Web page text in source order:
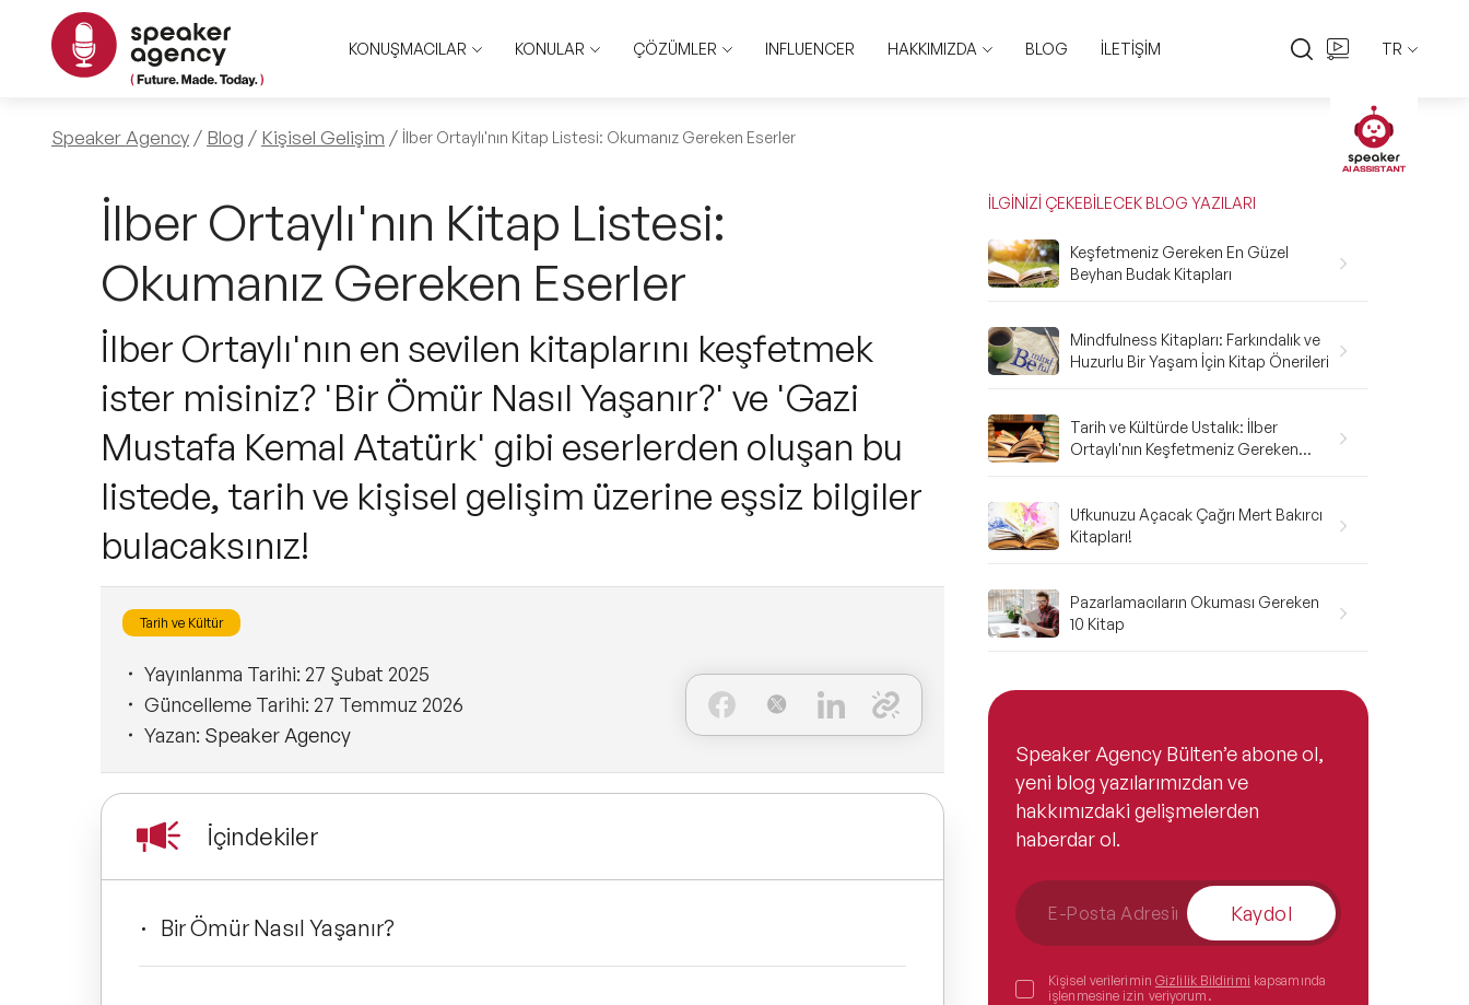
KONUŞMACILAR KONULAR ÇÖZÜMLER INFLUENCER HAKKIMIZDA BLOG İLETİŞİM TR
EN
TR
Speaker Agency Blog Kişisel Gelişim İlber Ortaylı'nın Kitap Listesi: Okumanız Gereken Eserler
İlber Ortaylı'nın Kitap Listesi:
Okumanız Gereken Eserler
İlber Ortaylı'nın en sevilen kitaplarını keşfetmek
ister misiniz? 'Bir Ömür Nasıl Yaşanır?' ve 'Gazi
Mustafa Kemal Atatürk' gibi eserlerden oluşan bu
listede, tarih ve kişisel gelişim üzerine eşsiz bilgiler
bulacaksınız!
Tarih ve Kültür
Yayınlanma Tarihi: 27 Şubat 2025
Güncelleme Tarihi: 27 Temmuz 2026
Yazan: Speaker Agency
İçindekiler
Bir Ömür Nasıl Yaşanır?
İLGİNİZİ ÇEKEBİLECEK BLOG YAZILARI
Keşfetmeniz Gereken En Güzel
Beyhan Budak Kitapları
Mindfulness Kitapları: Farkındalık ve
Huzurlu Bir Yaşam İçin Kitap Önerileri
Tarih ve Kültürde Ustalık: İlber
Ortaylı'nın Keşfetmeniz Gereken
Ufkunuzu Açacak Çağrı Mert Bakırcı
Kitapları!
Pazarlamacıların Okuması Gereken
10 Kitap
Speaker Agency Bülten’e abone ol,
yeni blog yazılarımızdan ve
hakkımızdaki gelişmelerden
haberdar ol.
Kaydol
Kişisel verilerimin Gizlilik Bildirimi kapsamında
işlenmesine izin veriyorum.